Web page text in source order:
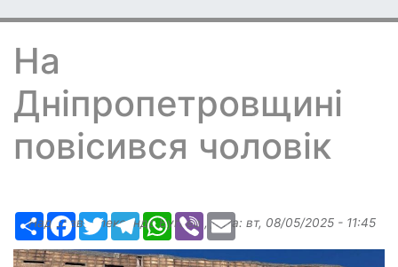
На
Дніпропетровщині
повісився чоловік
РесурсFacebook
TwitterTelegramWhatsApp
ViberEmail
Надіслав:Александр Бугаев , дата: вт, 08/05/2025 - 11:45